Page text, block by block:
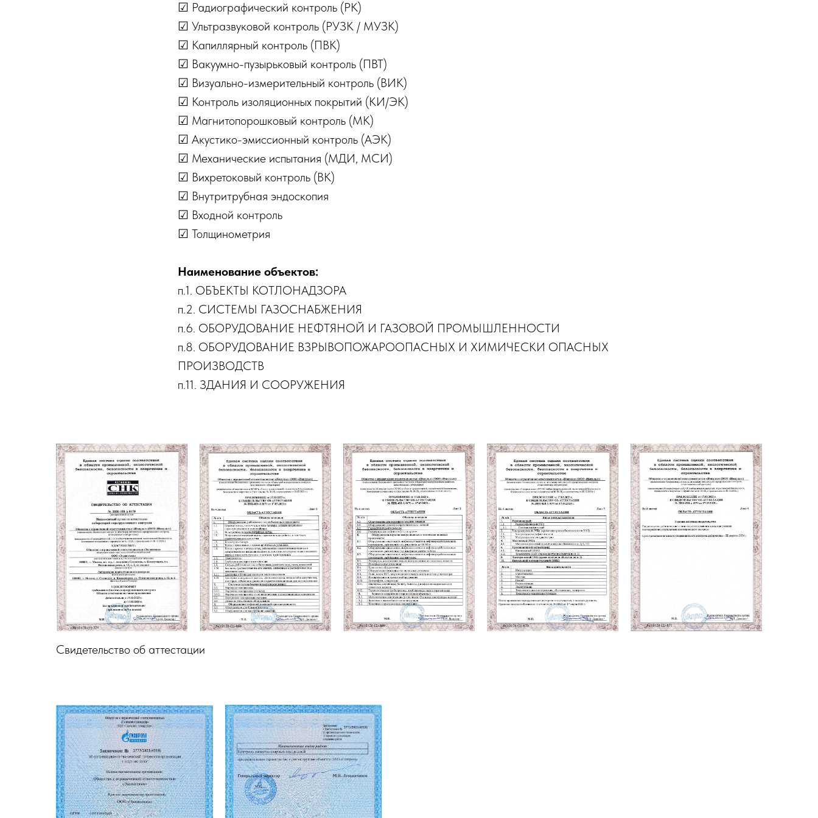
☑ Радиографический контроль (РК)
☑ Ультразвуковой контроль (РУЗК / МУЗК)
☑ Капиллярный контроль (ПВК)
☑ Вакуумно-пузырьковый контроль (ПВТ)
☑ Визуально-измерительный контроль (ВИК)
☑ Контроль изоляционных покрытий (КИ/ЭК)
☑ Магнитопорошковый контроль (МК)
☑ Акустико-эмиссионный контроль (АЭК)
☑ Механические испытания (МДИ, МСИ)
☑ Вихретоковый контроль (ВК)
☑ Внутритрубная эндоскопия
☑ Входной контроль
☑ Толщинометрия
Наименование объектов:
п.1. ОБЪЕКТЫ КОТЛОНАДЗОРА
п.2. СИСТЕМЫ ГАЗОСНАБЖЕНИЯ
п.6. ОБОРУДОВАНИЕ НЕФТЯНОЙ И ГАЗОВОЙ ПРОМЫШЛЕННОСТИ
п.8. ОБОРУДОВАНИЕ ВЗРЫВОПОЖАРООПАСНЫХ И ХИМИЧЕСКИ ОПАСНЫХ
ПРОИЗВОДСТВ
п.11. ЗДАНИЯ И СООРУЖЕНИЯ
Свидетельство об аттестации